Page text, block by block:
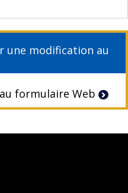
une modification au
formulaire Web